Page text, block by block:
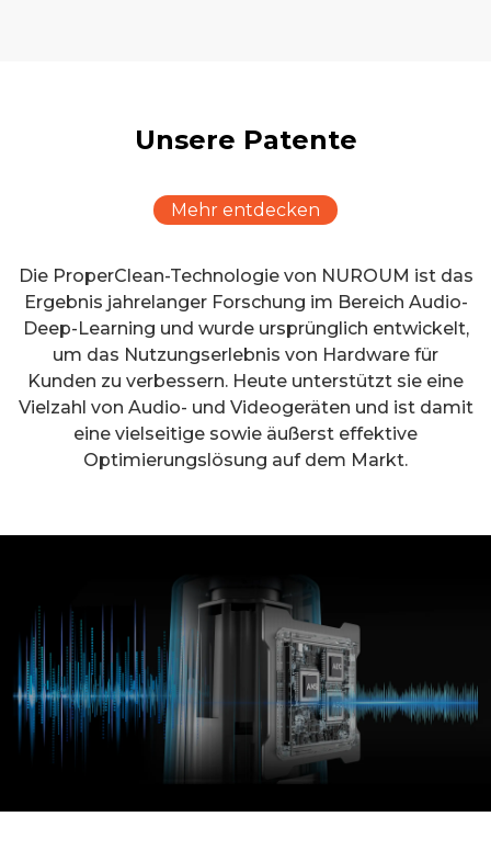
Unsere Patente
Mehr entdecken
Die ProperClean-Technologie von NUROUM ist das
Ergebnis jahrelanger Forschung im Bereich Audio-
Deep-Learning und wurde ursprünglich entwickelt,
um das Nutzungserlebnis von Hardware für
Kunden zu verbessern. Heute unterstützt sie eine
Vielzahl von Audio- und Videogeräten und ist damit
eine vielseitige sowie äußerst effektive
Optimierungslösung auf dem Markt.